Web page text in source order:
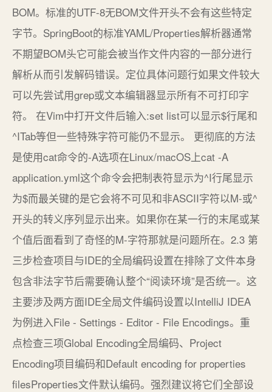
BOM。标准的UTF-8无BOM文件开头不会有这些特定
字节。SpringBoot的标准YAML/Properties解析器通常
不期望BOM头它可能会被当作文件内容的一部分进行
解析从而引发解码错误。定位具体问题行如果文件较大
可以先尝试用grep或文本编辑器显示所有不可打印字
符。 在Vim中打开文件后输入:set list可以显示$行尾和
^ITab等但一些特殊字符可能仍不显示。 更彻底的方法
是使用cat命令的-A选项在Linux/macOS上cat -A
application.yml这个命令会把制表符显示为^I行尾显示
为$而最关键的是它会将不可见和非ASCII字符以M-或^
开头的转义序列显示出来。如果你在某一行的末尾或某
个值后面看到了奇怪的M-字符那就是问题所在。2.3 第
三步检查项目与IDE的全局编码设置在排除了文件本身
包含非法字节后需要确认整个“阅读环境”是否统一。这
主要涉及两方面IDE全局文件编码设置以IntelliJ IDEA
为例进入File - Settings - Editor - File Encodings。重
点检查三项Global Encoding全局编码、Project
Encoding项目编码和Default encoding for properties
filesProperties文件默认编码。强烈建议将它们全部设